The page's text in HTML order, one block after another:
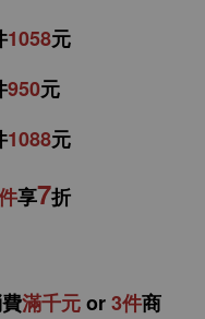
1058元
950元
1088元
享7折
費滿千元or3件商